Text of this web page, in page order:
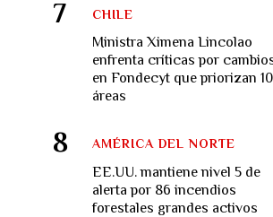
Ministra Ximena Lincolao
enfrenta críticas por
en Fondecyt que priorizan 10
áreas
CHILE
EE.UU. mantiene nivel 5 de
alerta por 86 incendios
forestales grandes activos
AMÉRICA DEL NORTE